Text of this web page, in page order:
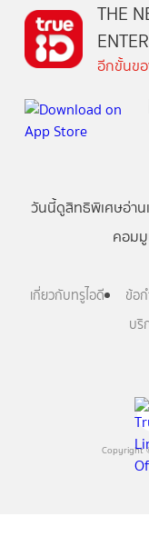
Copyright
THE
อีกขั้นข
วันนี้ดูสิทธิพิเศษอ่าน
คอม
เกี่ยวกับทรูไอดี ข้อ
บริ